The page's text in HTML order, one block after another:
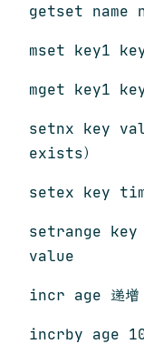
getset name
mset key1
mget key1
setnx key
exists）
setex key
setrange key
value
incr age 递增
incrby age